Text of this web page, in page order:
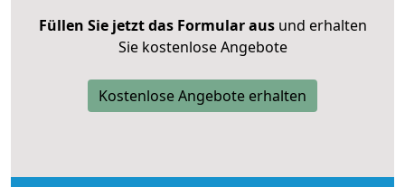
Füllen Sie jetzt das Formular ausund erhalten
Sie kostenlose Angebote
Kostenlose Angebote erhalten